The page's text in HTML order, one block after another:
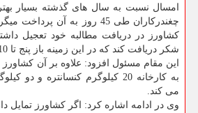
امسال نسبت به سال های گذشته بسیار
چغندركاران طی 45 روز به آن
كشاورز در دریافت مطالبه خود تعجیل
شكر دریافت كند كه در این زمینه باز پنج تا 10 درصد سود خواهد برد.
این مقام مسئول افزود: علاوه بر آن
به كارخانه 20 كیلوگرم كنسانتره و
می كند.
وی در ادامه اشاره كرد: اگر كشاورز تمایل